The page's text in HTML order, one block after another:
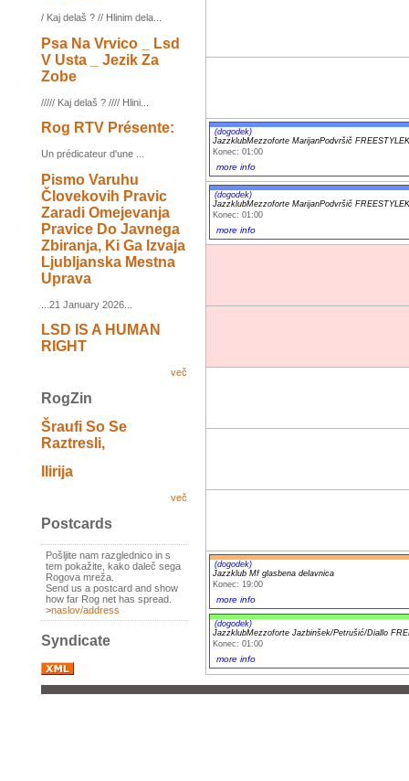
/ Kaj delaš ? // Hlinim dela...
Psa Na Vrvico _ Lsd
V Usta _ Jezik Za
Zobe
///// Kaj delaš ? //// Hlini...
Rog RTV Présente:
Un prédicateur d'une ...
Pismo Varuhu
Človekovih Pravic
Zaradi Omejevanja
Pravice Do Javnega
Zbiranja, Ki Ga Izvaja
Ljubljanska Mestna
Uprava
...21 January 2026...
LSD IS A HUMAN
RIGHT
več
RogZin
Šraufi So Se
Raztresli,
Ilirija
več
Postcards
Pošljite nam razglednico in s
tem pokažite, kako daleč sega
Rogova mreža.
Send us a postcard and show
how far Rog net has spread.
>naslov/address
Syndicate
(dogodek)
JazzklubMezzoforte MarijanPodvršič
Konec: 01:00
more info
(dogodek)
JazzklubMezzoforte MarijanPodvršič
Konec: 01:00
more info
(dogodek)
Jazzklub Mf glasbena delavnica
Konec: 19:00
more info
(dogodek)
JazzklubMezzoforte Jazbinšek/Petrušić/Diallo
Konec: 01:00
more info